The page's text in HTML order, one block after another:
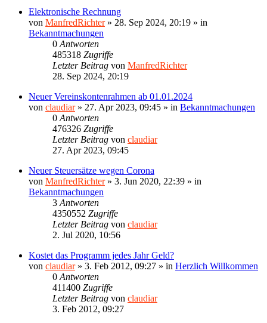
Elektronische Rechnung
von ManfredRichter» 28. Sep 2024, 20:19 » in
Bekanntmachungen
0 Antworten
485318 Zugriffe
Letzter Beitrag von ManfredRichter
28. Sep 2024, 20:19
Neuer Vereinskontenrahmen ab 01.01.2024
von claudiar» 27. Apr 2023, 09:45 » in Bekanntmachungen
0 Antworten
476326 Zugriffe
Letzter Beitrag von claudiar
27. Apr 2023, 09:45
Neuer Steuersätze wegen Corona
von ManfredRichter» 3. Jun 2020, 22:39 » in
Bekanntmachungen
3 Antworten
4350552 Zugriffe
Letzter Beitrag von claudiar
2. Jul 2020, 10:56
Kostet das Programm jedes Jahr Geld?
von claudiar» 3. Feb 2012, 09:27 » in Herzlich Willkommen
0 Antworten
411400 Zugriffe
Letzter Beitrag von claudiar
3. Feb 2012, 09:27